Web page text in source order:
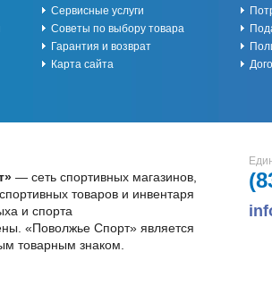
Сервисные услуги
Советы по выбору товара
Гарантия и возврат
Карта сайта
— сеть спортивных магазинов,
товаров и инвентаря
и спорта
«Поволжье Спорт» является
товарным знаком.